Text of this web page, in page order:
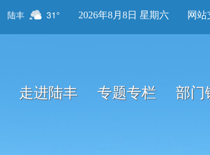
陆丰 31° 2026年8月8日 星期六 网站
走进陆丰 专题专栏 部门